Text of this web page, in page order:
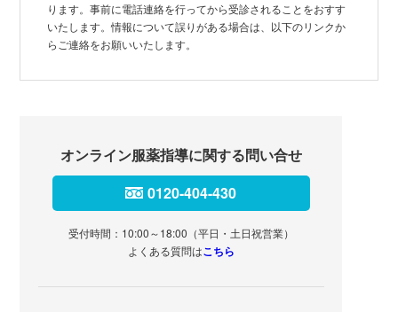
ります。事前に電話連絡を行ってから受診されることをおすす
いたします。情報について誤りがある場合は、以下のリンクか
らご連絡をお願いいたします。
オンライン服薬指導に関する問い合せ
0120-404-430
受付時間：10:00～18:00（平日・土日祝営業）
よくある質問はこちら